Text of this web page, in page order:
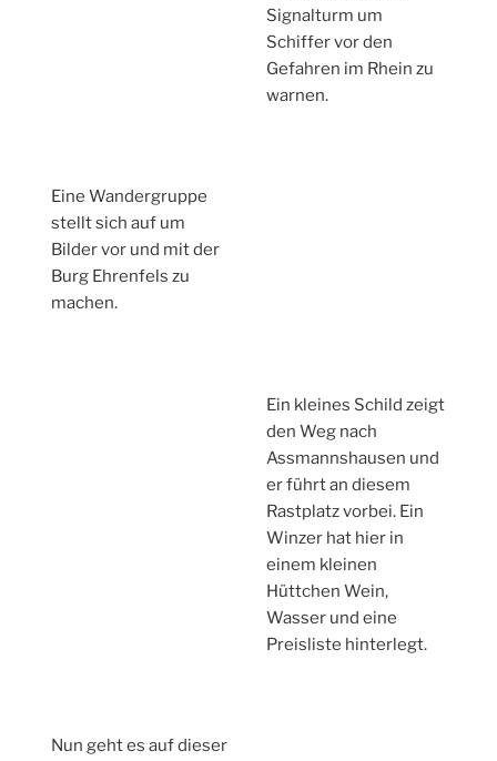
Signalturm um
Schiffer vor den
Gefahren im Rhein zu
warnen.
Eine Wandergruppe
stellt sich auf um
Bilder vor und mit der
Burg Ehrenfels zu
machen.
Ein kleines Schild zeigt
den Weg nach
Assmannshausen und
er führt an diesem
Rastplatz vorbei. Ein
Winzer hat hier in
einem kleinen
Hüttchen Wein,
Wasser und eine
Preisliste hinterlegt.
Nun geht es auf dieser